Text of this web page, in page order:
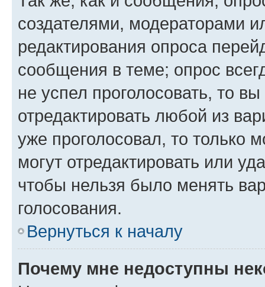
создателями, модераторами
редактирования опроса
сообщения в теме; опрос
не успел проголосовать, то
отредактировать любой из
уже проголосовал, то только
могут отредактировать или
чтобы нельзя было менять
голосования.
Вернуться к началу
Почему мне недоступны